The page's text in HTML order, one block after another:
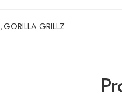
,GORILLA GRILLZ